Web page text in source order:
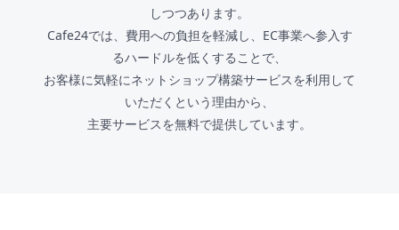
しつつあります。
Cafe24では、費用への負担を軽減し、EC事業へ参入す
るハードルを低くすることで、
お客様に気軽にネットショップ構築サービスを利用して
いただくという理由から、
主要サービスを無料で提供しています。